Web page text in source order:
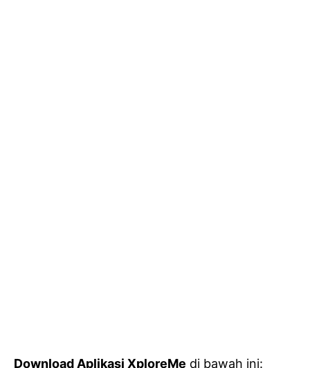
Download Aplikasi XploreMe di bawah ini: